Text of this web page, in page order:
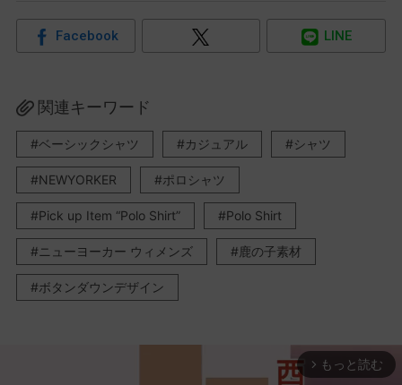
Facebook LINE
関連キーワード
ベーシックシャツ カジュアル シャツ
NEWYORKER ポロシャツ
Pick up Item “Polo Shirt” Polo Shirt
ニューヨーカー ウィメンズ 鹿の子素材
ボタンダウンデザイン
arrow_forward_ios もっと読む